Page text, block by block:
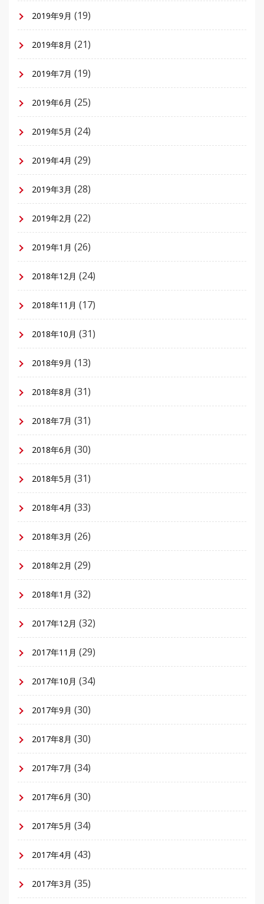
2019年9月 (19)
2019年8月 (21)
2019年7月 (19)
2019年6月 (25)
2019年5月 (24)
2019年4月 (29)
2019年3月 (28)
2019年2月 (22)
2019年1月 (26)
2018年12月 (24)
2018年11月 (17)
2018年10月 (31)
2018年9月 (13)
2018年8月 (31)
2018年7月 (31)
2018年6月 (30)
2018年5月 (31)
2018年4月 (33)
2018年3月 (26)
2018年2月 (29)
2018年1月 (32)
2017年12月 (32)
2017年11月 (29)
2017年10月 (34)
2017年9月 (30)
2017年8月 (30)
2017年7月 (34)
2017年6月 (30)
2017年5月 (34)
2017年4月 (43)
2017年3月 (35)